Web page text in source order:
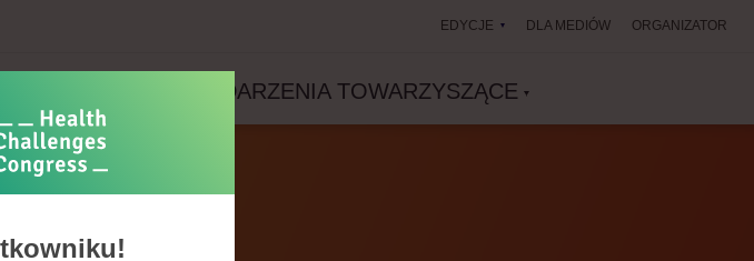
WYDARZENIA TOWARZYSZĄCE
EDYCJE DLA MEDIÓW ORGANIZATOR